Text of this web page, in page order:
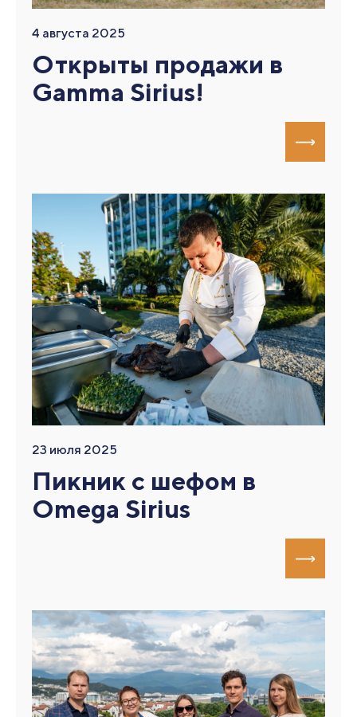
4 августа 2025
Открыты продажи в
Gamma Sirius!
23 июля 2025
Пикник с шефом в
Omega Sirius